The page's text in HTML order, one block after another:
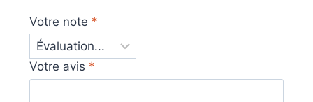
Votre note *
Votre avis *